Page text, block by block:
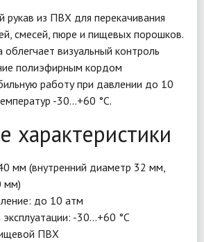
из ПВХ для перекачивания
смесей, пюре и пищевых порошков.
облегчает визуальный контроль
полиэфирным кордом
работу при давлении до 10
-30…+60 °C.
характеристики
мм (внутренний диаметр 32 мм,
мм)
до 10 атм
эксплуатации: -30…+60 °C
ПВХ